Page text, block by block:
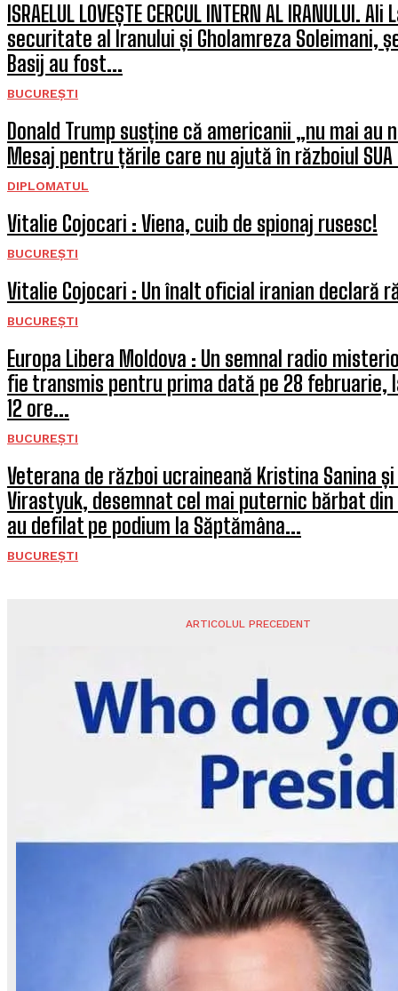
ISRAELUL LOVEȘTE CERCUL INTERN AL IRANULUI.
securitate al Iranului și Gholamreza Soleimani,
Basij au fost...
BUCUREȘTI
Donald Trump susține că americanii „nu mai au
Mesaj pentru țările care nu ajută în războiul
DIPLOMATUL
Vitalie Cojocari : Viena, cuib de spionaj rusesc!
BUCUREȘTI
Vitalie Cojocari : Un înalt oficial iranian declară
BUCUREȘTI
Europa Libera Moldova : Un semnal radio
fie transmis pentru prima dată pe 28 februarie,
12 ore...
BUCUREȘTI
Veterana de război ucraineană Kristina Sanina și
Virastyuk, desemnat cel mai puternic bărbat
au defilat pe podium la Săptămâna...
BUCUREȘTI
ARTICOLUL PRECEDENT